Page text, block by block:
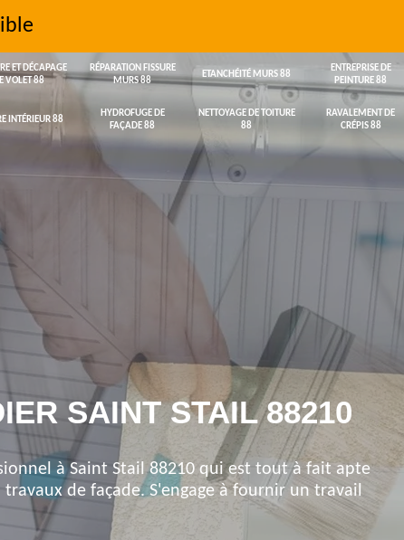
ET DÉCAPAGE
VOLET 88
RÉPARATION FISSURE
MURS 88
ETANCHÉITÉ MURS 88
ENTREPRISE DE
PEINTURE 88
INTÉRIEUR 88
HYDROFUGE DE
FAÇADE 88
NETTOYAGE DE TOITURE
88
RAVALEMENT DE
CRÉPIS 88
SAINT STAIL 88210
à Saint Stail 88210 qui est tout à fait apte
de façade. S'engage à fournir un travail